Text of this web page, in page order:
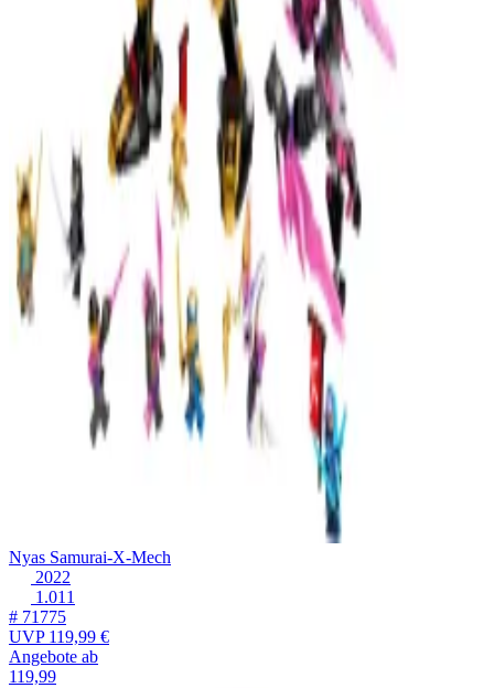
Nyas Samurai-X-Mech
2022
1.011
# 71775
UVP119,99 €
Angebote ab
119,99